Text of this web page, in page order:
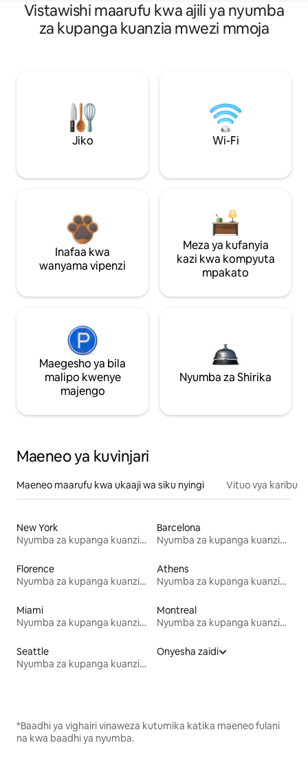
Vistawishi maarufu kwa ajili ya nyumba
za kupanga kuanzia mwezi mmoja
Jiko Wi-Fi
Inafaa kwa
wanyama vipenzi
Meza ya kufanyia
kazi kwa kompyuta
mpakato
Maegesho ya bila
malipo kwenye
majengo
Nyumba za Shirika
Maeneo ya kuvinjari
Maeneo maarufu kwa ukaaji wa siku nyingi Vituo vya karibu
New York
Nyumba za kupanga kuanzia mwezi mmoja
Barcelona
Nyumba za kupanga kuanzia mwezi mmoja
Florence
Nyumba za kupanga kuanzia mwezi mmoja
Athens
Nyumba za kupanga kuanzia mwezi mmoja
Miami
Nyumba za kupanga kuanzia mwezi mmoja
Montreal
Nyumba za kupanga kuanzia mwezi mmoja
Seattle
Nyumba za kupanga kuanzia mwezi mmoja
Onyesha zaidi
*Baadhi ya vighairi vinaweza kutumika katika maeneo fulani
na kwa baadhi ya nyumba.